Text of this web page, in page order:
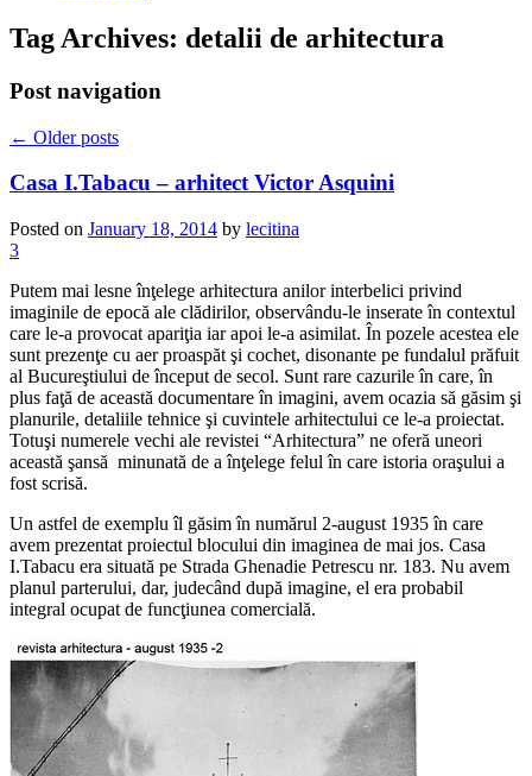
Tag Archives: detalii de arhitectura
Post navigation
← Older posts
Casa I.Tabacu – arhitect Victor Asquini
Posted on January 18, 2014 by lecitina
3
Putem mai lesne înţelege arhitectura anilor interbelici privind
imaginile de epocă ale clădirilor, observându-le inserate în contextul
care le-a provocat apariţia iar apoi le-a asimilat. În pozele acestea ele
sunt prezenţe cu aer proaspăt şi cochet, disonante pe fundalul prăfuit
al Bucureştiului de început de secol. Sunt rare cazurile în care, în
plus faţă de această documentare în imagini, avem ocazia să găsim şi
planurile, detaliile tehnice şi cuvintele arhitectului ce le-a proiectat.
Totuşi numerele vechi ale revistei “Arhitectura” ne oferă uneori
această şansă minunată de a înţelege felul în care istoria oraşului a
fost scrisă.
Un astfel de exemplu îl găsim în numărul 2-august 1935 în care
avem prezentat proiectul blocului din imaginea de mai jos. Casa
I.Tabacu era situată pe Strada Ghenadie Petrescu nr. 183. Nu avem
planul parterului, dar, judecând după imagine, el era probabil
integral ocupat de funcţiunea comercială.